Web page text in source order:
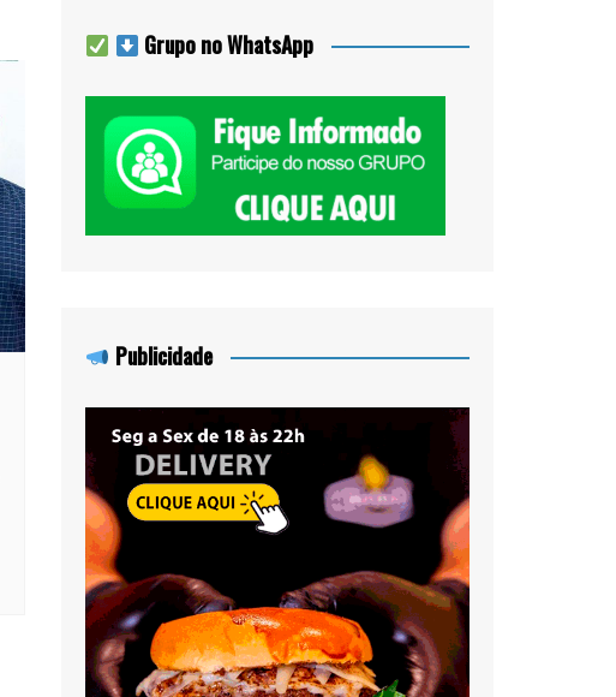
Grupo no WhatsApp
Publicidade